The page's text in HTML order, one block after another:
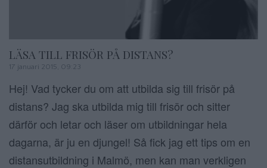
LÄSA TILL FRISÖR PÅ DISTANS?
17 januari 2015, 09:23
Hej! Vad tycker du om att utbilda sig till frisör på
distans? Jag ska utbilda mig till frisör och sitter
därför och letar och läser om utbildningar hela
dagarna, är ju en djungel! Så fick jag ett tips om en
distansutbildning i Malmö, men kan man verkligen